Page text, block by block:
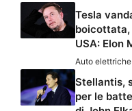
Tesla
boicottata,
USA: Elon
Auto elettriche
Stellantis,
per le